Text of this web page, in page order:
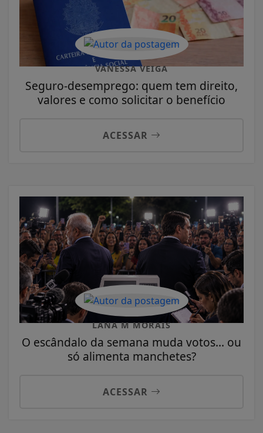
VANESSA VEIGA
Seguro-desemprego: quem tem direito,
valores e como solicitar o benefício
ACESSAR
LANA M MORAIS
O escândalo da semana muda votos... ou
só alimenta manchetes?
ACESSAR